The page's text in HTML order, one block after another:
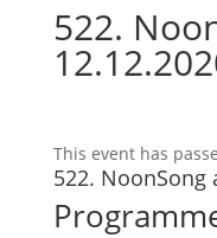
522.
This event has
522. NoonSong